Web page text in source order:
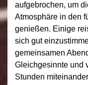
aufgebrochen, um
Atmosphäre in den
genießen. Einige
sich gut
gemeinsamen
Gleichgesinnte und
Stunden